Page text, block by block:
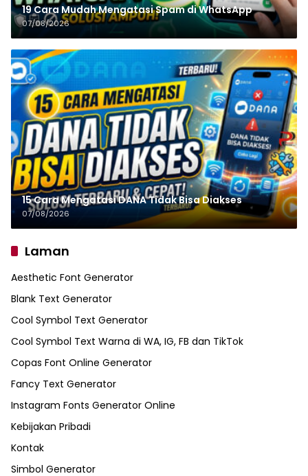
19 Cara Mudah Mengatasi Spam di WhatsApp
07/08/2026
15 Cara Mengatasi DANA Tidak Bisa Diakses
07/08/2026
Laman
Aesthetic Font Generator
Blank Text Generator
Cool Symbol Text Generator
Cool Symbol Text Warna di WA, IG, FB dan TikTok
Copas Font Online Generator
Fancy Text Generator
Instagram Fonts Generator Online
Kebijakan Pribadi
Kontak
Simbol Generator